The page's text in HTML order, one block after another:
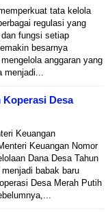
tata kelola
regulasi yang
fungsi setiap
besarnya
anggaran yang
menjadi...
Desa
Keuangan
Keuangan Nomor
Dana Desa Tahun
babak baru
Desa Merah Putih